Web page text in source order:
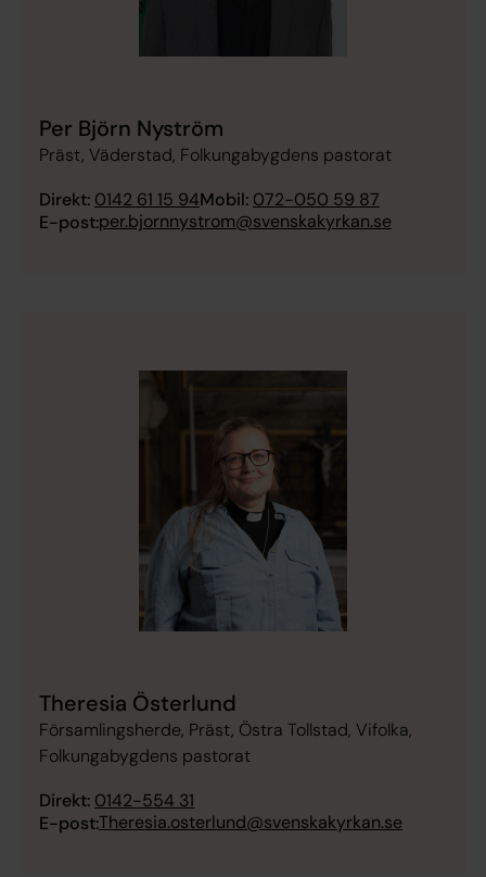
Per Björn Nyström
Präst, Väderstad, Folkungabygdens pastorat
Direkt: 0142 61 15 94Mobil: 072-050 59 87
E-post:per.bjornnystrom@svenskakyrkan.se
Theresia Österlund
Församlingsherde, Präst, Östra Tollstad, Vifolka,
Folkungabygdens pastorat
Direkt: 0142-554 31
E-post:Theresia.osterlund@svenskakyrkan.se